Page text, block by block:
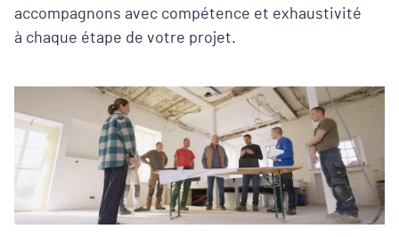
accompagnons avec compétence et exhaustivité
à chaque étape de votre projet.